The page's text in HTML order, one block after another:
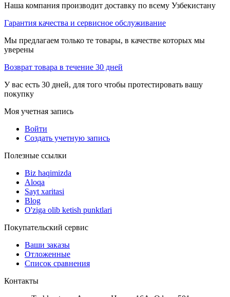
Наша компания производит доставку по всему Узбекистану
Гарантия качества и сервисное обслуживание
Мы предлагаем только те товары, в качестве которых мы
уверены
Возврат товара в течение 30 дней
У вас есть 30 дней, для того чтобы протестировать вашу
покупку
Моя учетная запись
Войти
Создать учетную запись
Полезные ссылки
Biz haqimizda
Aloqa
Sayt xaritasi
Blog
O'ziga olib ketish punktlari
Покупательский сервис
Ваши заказы
Отложенные
Список сравнения
Контакты